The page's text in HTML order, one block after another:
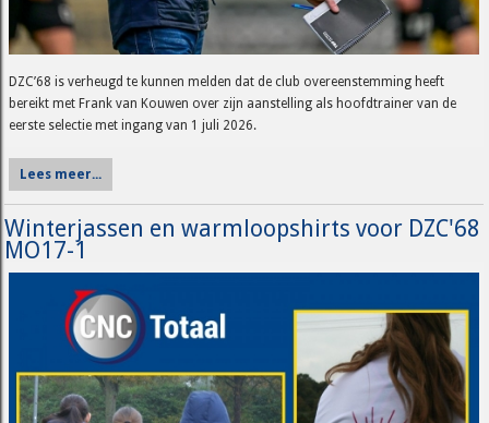
DZC’68 is verheugd te kunnen melden dat de club overeenstemming heeft
bereikt met Frank van Kouwen over zijn aanstelling als hoofdtrainer van de
eerste selectie met ingang van 1 juli 2026.
Lees meer...
Winterjassen en warmloopshirts voor DZC'68
MO17-1